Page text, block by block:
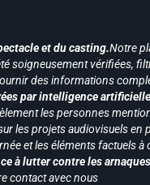
et du casting.Notre
soigneusement vérifiées,
des informations
par intelligence artificielle
les personnes
les projets audiovisuels
et les éléments factuels à
à lutter contre les
contact avec nous